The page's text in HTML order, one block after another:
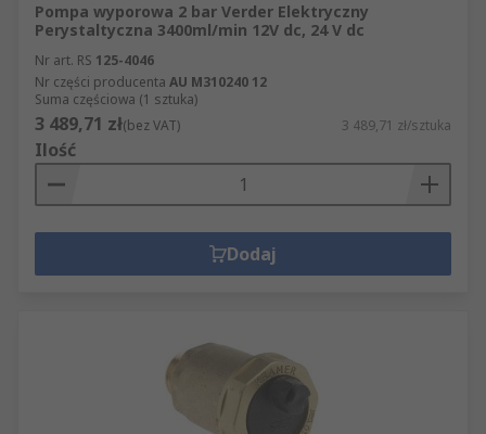
Pompa wyporowa 2 bar Verder Elektryczny
Perystaltyczna 3400ml/min 12V dc, 24 V dc
Nr art. RS 125-4046
Nr części producenta AU M310240 12
Suma częściowa (1 sztuka)
3 489,71 zł(bez VAT) 3 489,71 zł/sztuka
Ilość
Dodaj